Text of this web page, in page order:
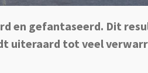
en gefantaseerd. Dit
uiteraard tot veel